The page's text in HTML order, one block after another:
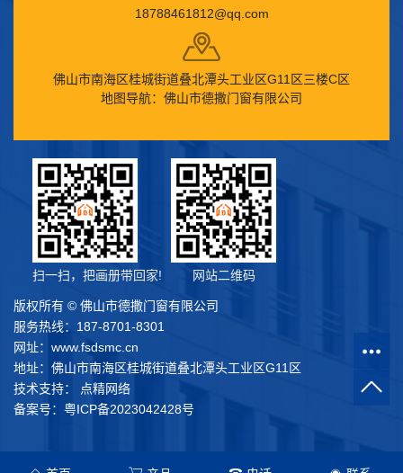
18788461812@qq.com
佛山市南海区桂城街道叠北潭头工业区G11区三楼C区
地图导航：佛山市德撒门窗有限公司
扫一扫，把画册带回家! 网站二维码
版权所有 © 佛山市德撒门窗有限公司
服务热线：187-8701-8301
网址：www.fsdsmc.cn
地址：佛山市南海区桂城街道叠北潭头工业区G11区
技术支持： 点精网络
备案号：粤ICP备2023042428号